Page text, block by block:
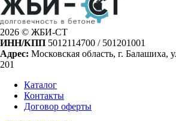
2026 © ЖБИ-СТ
ИНН/КПП 5012114700 / 501201001
Адрес: Московская область, г. Балашиха,
201
Каталог
Контакты
Договор оферты